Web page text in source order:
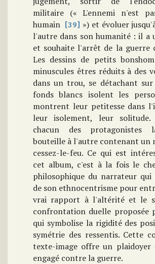
militaire (« L'ennemi n'est
humain
[39] ») et évoluer
l'autre dans son humanité : il a
et souhaite l'arrêt de la guerre
Les dessins de petits
minuscules êtres réduits à des
dans un trou, se détachant
fonds blancs isolent les
montrent leur petitesse dans
leur isolement, leur
chacun des protagonistes
bouteille à l'autre contenant un
cessez-le-feu. Ce qui est
cet album, c'est à la fois le
philosophique du narrateur
de son ethnocentrisme pour
vrai rapport à l'altérité et le
confrontation duelle proposée
qui symbolise la rigidité des
symétrie des ressentis. Cette
texte-image offre un plaidoyer
engagé contre la guerre.